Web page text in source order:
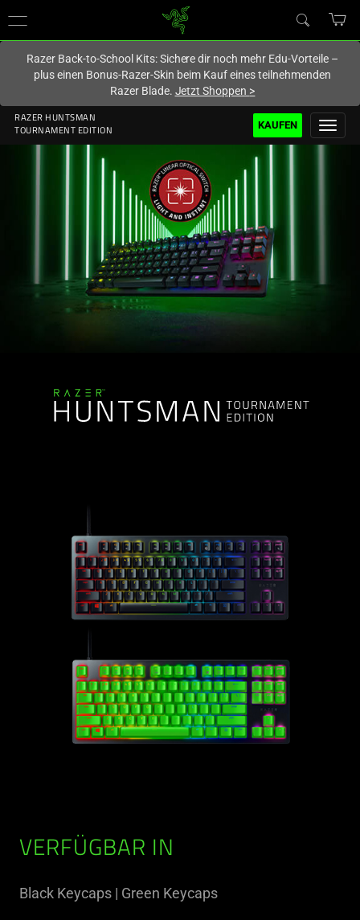
Du befindest dich aktuell auf der Website von
Razer Back-to-School Kits: Sichere dir noch mehr Edu-Vorteile –
plus einen Bonus-Razer-Skin beim Kauf eines teilnehmenden
Razer Blade. Jetzt Shoppen >
RAZER HUNTSMAN
TOURNAMENT EDITION
KAUFEN
VERFÜGBAR IN
Black Keycaps | Green Keycaps